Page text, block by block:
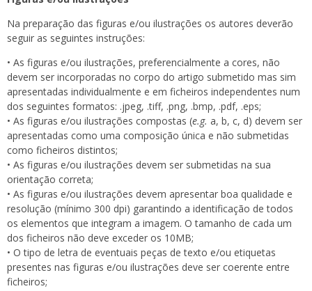
Na preparação das figuras e/ou ilustrações os autores deverão
seguir as seguintes instruções:
• As figuras e/ou ilustrações, preferencialmente a cores, não
devem ser incorporadas no corpo do artigo submetido mas sim
apresentadas individualmente e em ficheiros independentes num
dos seguintes formatos: .jpeg, .tiff, .png, .bmp, .pdf, .eps;
• As figuras e/ou ilustrações compostas (e.g. a, b, c, d) devem ser
apresentadas como uma composição única e não submetidas
como ficheiros distintos;
• As figuras e/ou ilustrações devem ser submetidas na sua
orientação correta;
• As figuras e/ou ilustrações devem apresentar boa qualidade e
resolução (mínimo 300 dpi) garantindo a identificação de todos
os elementos que integram a imagem. O tamanho de cada um
dos ficheiros não deve exceder os 10MB;
• O tipo de letra de eventuais peças de texto e/ou etiquetas
presentes nas figuras e/ou ilustrações deve ser coerente entre
ficheiros;